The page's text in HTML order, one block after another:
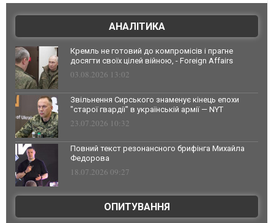
АНАЛІТИКА
Кремль не готовий до компромісів і прагне
досягти своїх цілей війною, - Foreign Affairs
03.08.2026 13:02
Звільнення Сирського знаменує кінець епохи
"старої гвардії" в українській армії — NYT
23.07.2026 10:32
Повний текст резонансного брифінга Михайла
Федорова
18.07.2026 09:27
ОПИТУВАННЯ